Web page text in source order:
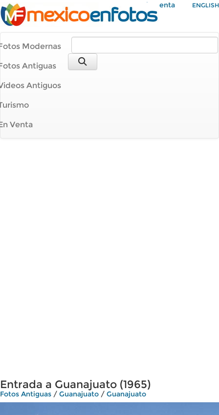
Mi Cuenta ENGLISH
Modernas
Antiguas
Antiguos
Venta
Entrada a Guanajuato (1965)
Fotos Antiguas / Guanajuato / Guanajuato